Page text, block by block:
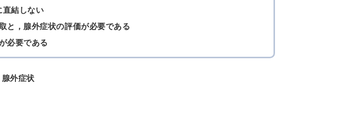
直結しない
と，腺外症状の評価が必要である
必要である
腺外症状